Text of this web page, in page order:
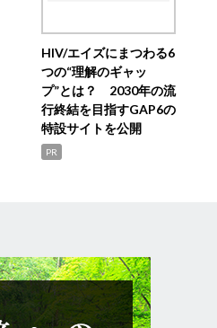
HIV/エイズにまつわる6
つの“理解のギャッ
プ”とは？ 2030年の流
行終結を目指すGAP6の
特設サイトを公開
PR